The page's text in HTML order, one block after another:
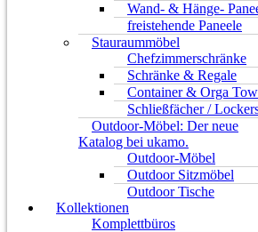
Wand- & Hänge-
freistehende Paneele
Stauraummöbel
Chefzimmerschränke
Schränke & Regale
Container & Orga
Schließfächer /
Outdoor-Möbel: Der neue
Katalog bei ukamo.
Outdoor-Möbel
Outdoor Sitzmöbel
Outdoor Tische
Kollektionen
Komplettbüros